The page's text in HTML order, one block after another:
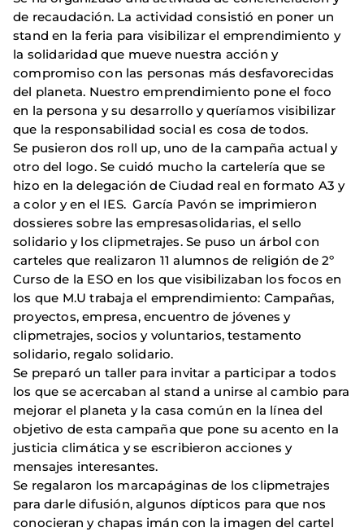
de recaudación. La actividad consistió en poner un
stand en la feria para visibilizar el emprendimiento y
la solidaridad que mueve nuestra acción y
compromiso con las personas más desfavorecidas
del planeta. Nuestro emprendimiento pone el foco
en la persona y su desarrollo y queríamos visibilizar
que la responsabilidad social es cosa de todos.
Se pusieron dos roll up, uno de la campaña actual y
otro del logo. Se cuidó mucho la cartelería que se
hizo en la delegación de Ciudad real en formato A3 y
a color y en el IES. García Pavón se imprimieron
dossieres sobre las empresasolidarias, el sello
solidario y los clipmetrajes. Se puso un árbol con
carteles que realizaron 11 alumnos de religión de 2º
Curso de la ESO en los que visibilizaban los focos en
los que M.U trabaja el emprendimiento: Campañas,
proyectos, empresa, encuentro de jóvenes y
clipmetrajes, socios y voluntarios, testamento
solidario, regalo solidario.
Se preparó un taller para invitar a participar a todos
los que se acercaban al stand a unirse al cambio para
mejorar el planeta y la casa común en la línea del
objetivo de esta campaña que pone su acento en la
justicia climática y se escribieron acciones y
mensajes interesantes.
Se regalaron los marcapáginas de los clipmetrajes
para darle difusión, algunos dípticos para que nos
conocieran y chapas imán con la imagen del cartel